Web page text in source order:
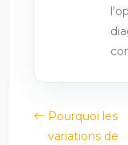
Pourquoi les
variations de